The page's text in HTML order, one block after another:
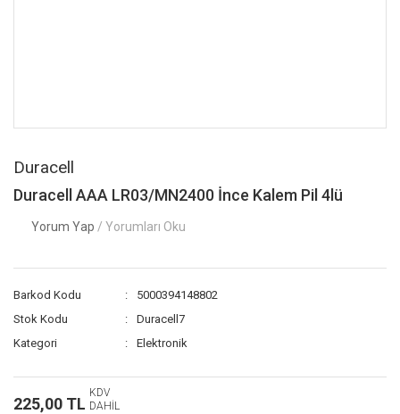
Duracell
Duracell AAA LR03/MN2400 İnce Kalem Pil 4lü
Yorum Yap / Yorumları Oku
Barkod Kodu
5000394148802
Stok Kodu
Duracell7
Kategori
Elektronik
225,00 TL
KDV
DAHİL